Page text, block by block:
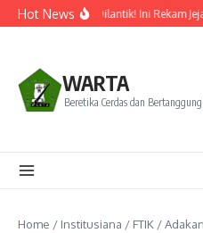
Lewati ke konten
Hot NewsResmi Dilantik! Ini Rekam
WARTA
Beretika Cerdas dan
Home / Institusiana / FTIK /